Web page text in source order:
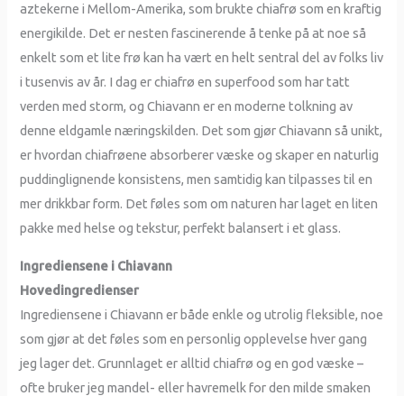
aztekerne i Mellom-Amerika, som brukte chiafrø som en kraftig
energikilde. Det er nesten fascinerende å tenke på at noe så
enkelt som et lite frø kan ha vært en helt sentral del av folks liv
i tusenvis av år. I dag er chiafrø en superfood som har tatt
verden med storm, og Chiavann er en moderne tolkning av
denne eldgamle næringskilden. Det som gjør Chiavann så unikt,
er hvordan chiafrøene absorberer væske og skaper en naturlig
puddinglignende konsistens, men samtidig kan tilpasses til en
mer drikkbar form. Det føles som om naturen har laget en liten
pakke med helse og tekstur, perfekt balansert i et glass.
Ingrediensene i Chiavann
Hovedingredienser
Ingrediensene i Chiavann er både enkle og utrolig fleksible, noe
som gjør at det føles som en personlig opplevelse hver gang
jeg lager det. Grunnlaget er alltid chiafrø og en god væske –
ofte bruker jeg mandel- eller havremelk for den milde smaken